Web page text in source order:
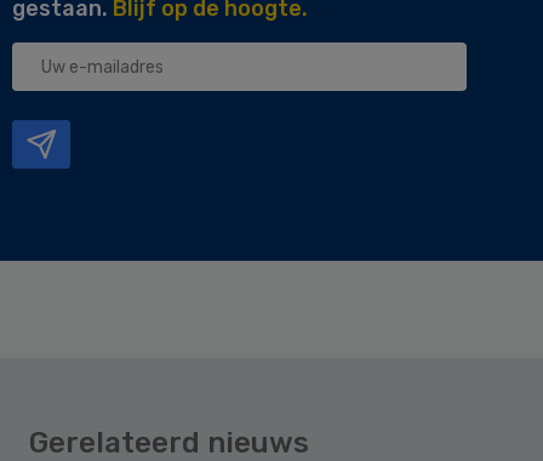
gestaan. Blijf op de hoogte.
Uw
Gerelateerd nieuws